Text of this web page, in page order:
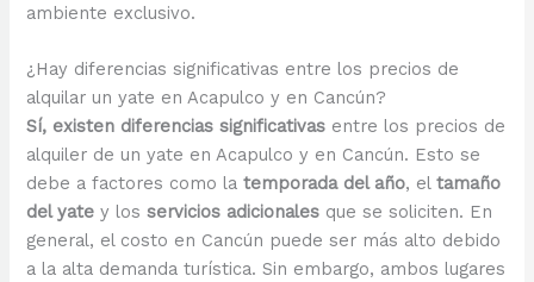
ambiente exclusivo.
¿Hay diferencias significativas entre los precios de
alquilar un yate en Acapulco y en Cancún?
Sí, existen diferencias significativas entre los precios de
alquiler de un yate en Acapulco y en Cancún. Esto se
debe a factores como latemporada del año, eltamaño
del yate y losservicios adicionales que se soliciten. En
general, el costo en Cancún puede ser más alto debido
a la alta demanda turística. Sin embargo, ambos lugares